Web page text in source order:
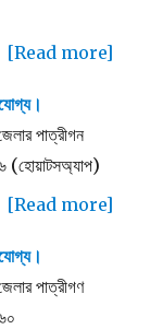
[Read more]
পাত্রীগন
(হোয়াটসঅ্যাপ)
[Read more]
পাত্রীগণ